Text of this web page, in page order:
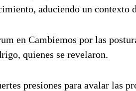
aduciendo un contexto
en Cambiemos por las
quienes se revelaron.
presiones para avalar las